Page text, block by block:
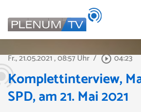
Fr., 21.05.2021, 08:57 Uhr / play_circle_outline04:23
Komplettinterview,
SPD, am 21. Mai 2021